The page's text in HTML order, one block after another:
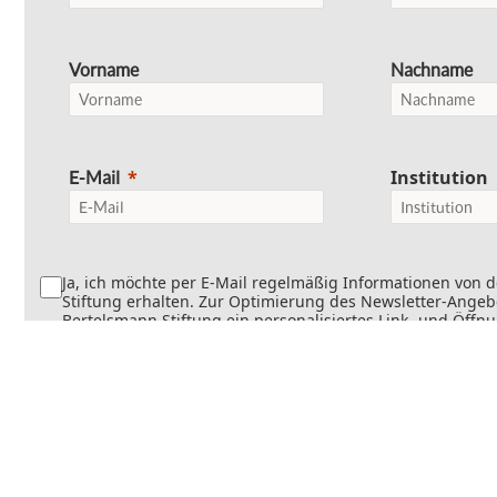
Vorname
E-Mail
Nachname
Institution
Ja, ich möchte per E-Mail regelmäßig Informationen von
Stiftung erhalten. Zur Optimierung des Newsletter-
Bertelsmann Stiftung ein personalisiertes Link- und